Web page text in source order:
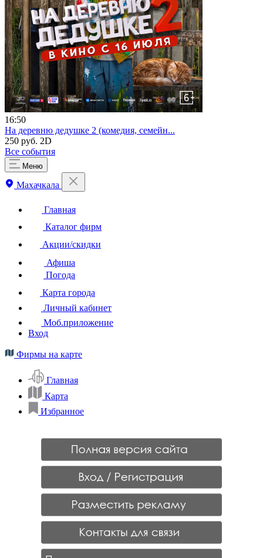
16:50
На деревню дедушке 2 (комедия, семейн...
250 руб. 2D
Все события
Меню
Махачкала
Главная
Каталог фирм
Акции/скидки
Афиша
Погода
Карта города
Личный кабинет
Моб.приложение
Вход
Фирмы на карте
Главная
Карта
Избранное